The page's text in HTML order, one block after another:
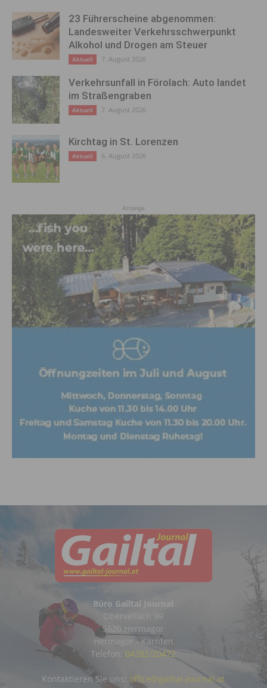
23 Führerscheine abgenommen:
Landesweiter Verkehrsschwerpunkt
Alkohol und Drogen am Steuer
Aktuell 7. August 2026
Verkehrsunfall in Förolach: Auto landet
im Straßengraben
Aktuell 7. August 2026
Kirchtag in St. Lorenzen
Aktuell 6. August 2026
Anzeige
Büro Gailtal Journal
Obervellach 99
9620 Hermagor
Hermagor - Kärnten
Telefon: 04282/20472
Kontaktieren Sie uns: office@gailtal-journal.at